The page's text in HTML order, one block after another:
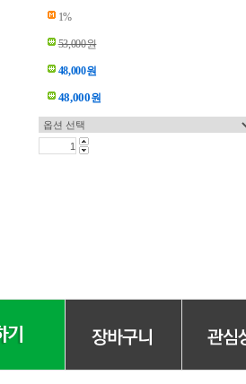
1%
53,000원
48,000원
48,000원